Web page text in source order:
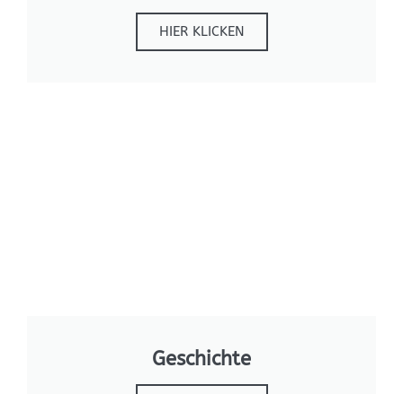
HIER KLICKEN
Geschichte